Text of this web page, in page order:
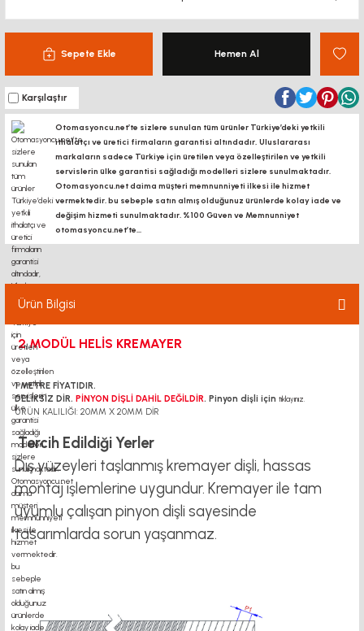
Sepete Ekle Hemen Al
Karşılaştır
Otomasyoncu.net’te sizlere sunulan tüm ürünler Türkiye’deki yetkili
ithalatçı ve üretici firmaların garantisi altındadır, Uluslararası
markaların sadece Türkiye için üretilen veya özelleştirilen ve yetkili
servislerin ülke garantisi sağladığı modelleri sizlere sunulmaktadır.
Otomasyoncu.net daima müşteri memnunniyeti ilkesi ile hizmet
vermektedir. bu sebeple satın almış olduğunuz ürünlerde kolay iade ve
değişim hizmeti sunulmaktadır. %100 Güven ve Memnunniyet
otomasyoncu.net’te...
Ürün Bilgisi
2 MODÜL HELİS KREMAYER
1 METRE FİYATIDIR.
DELİKSİZ DİR. PİNYON DİŞLİ DAHİL DEĞİLDİR. Pinyon dişli için tıklayınız.
ÜRÜN KALILIĞI: 20MM X 20MM DİR
Tercih Edildiği Yerler
Dış yüzeyleri taşlanmış kremayer dişli, hassas
montaj işlemlerine uygundur. Kremayer ile tam
uyumlu çalışan pinyon dişli sayesinde
tasarımlarda sorun yaşanmaz.